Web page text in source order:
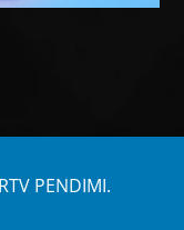
PENDIMI.